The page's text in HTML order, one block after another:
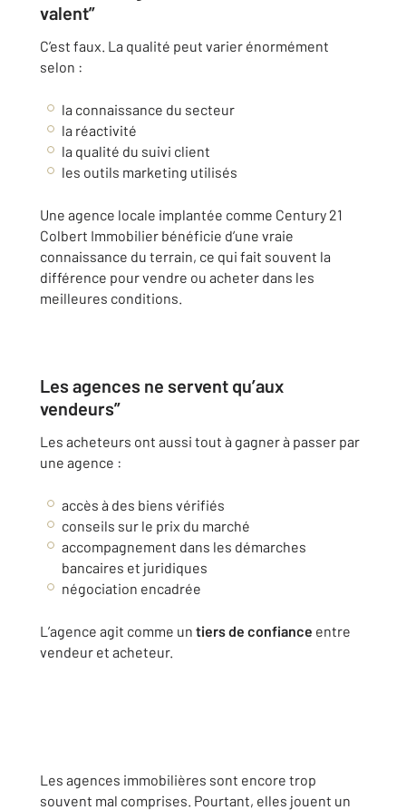
valent”
C’est faux. La qualité peut varier énormément
selon :
la connaissance du secteur
la réactivité
la qualité du suivi client
les outils marketing utilisés
Une agence locale implantée comme Century 21
Colbert Immobilier bénéficie d’une vraie
connaissance du terrain, ce qui fait souvent la
différence pour vendre ou acheter dans les
meilleures conditions.
Les agences ne servent qu’aux
vendeurs”
Les acheteurs ont aussi tout à gagner à passer par
une agence :
accès à des biens vérifiés
conseils sur le prix du marché
accompagnement dans les démarches
bancaires et juridiques
négociation encadrée
L’agence agit comme un tiers de confiance entre
vendeur et acheteur.
Les agences immobilières sont encore trop
souvent mal comprises. Pourtant, elles jouent un